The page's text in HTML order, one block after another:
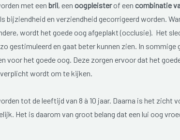
met een bril, een oogpleisterof een combinatie
bijziendheid en verziendheid gecorrigeerd worden.
wordt het goede oog afgeplakt (occlusie). Het
gestimuleerd en gaat beter kunnen zien. In sommige
voor het goede oog. Deze zorgen ervoor dat het
wordt om te kijken.
tot de leeftijd van 8 à 10 jaar. Daarna is het zicht
Het is daarom van groot belang dat een lui oog